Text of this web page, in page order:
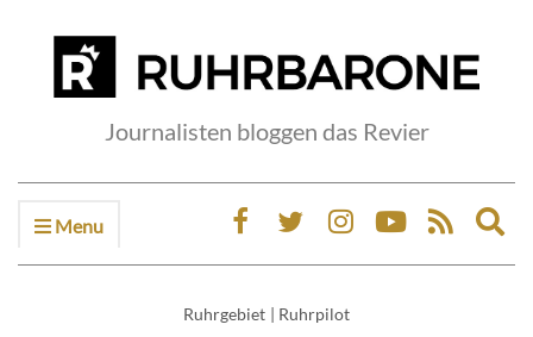
Journalisten bloggen das Revier
Menu
Ruhrgebiet | Ruhrpilot